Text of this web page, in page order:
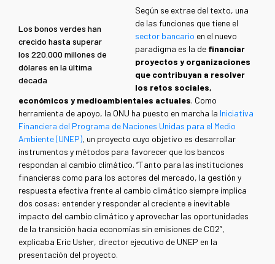
Los bonos verdes han
crecido hasta superar
los 220.000 millones de
dólares en la última
década
Según se extrae del texto, una
de las funciones que tiene el
sector bancario en el nuevo
paradigma es la de financiar
proyectos y organizaciones
que contribuyan a resolver
los retos sociales,
económicos y medioambientales actuales. Como
herramienta de apoyo, la ONU ha puesto en marcha la Iniciativa
Financiera del Programa de Naciones Unidas para el Medio
Ambiente (UNEP), un proyecto cuyo objetivo es desarrollar
instrumentos y métodos para favorecer que los bancos
respondan al cambio climático. “Tanto para las instituciones
financieras como para los actores del mercado, la gestión y
respuesta efectiva frente al cambio climático siempre implica
dos cosas: entender y responder al creciente e inevitable
impacto del cambio climático y aprovechar las oportunidades
de la transición hacia economías sin emisiones de CO2”,
explicaba Eric Usher, director ejecutivo de UNEP en la
presentación del proyecto.